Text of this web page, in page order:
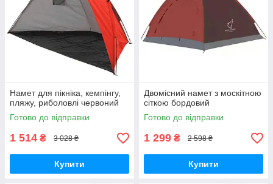
Намет для пікніка, кемпінгу,
пляжу, риболовлі червоний
Готово до відправки
1 514 ₴ 3 028 ₴
Купити
Двомісний намет з москітною
сіткою бордовий
Готово до відправки
1 299 ₴ 2 598 ₴
Купити